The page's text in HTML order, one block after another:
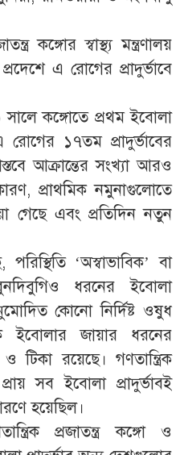
কঙ্গোর স্বাস্থ্য মন্ত্রণালয়
এ রোগের প্রাদুর্ভাবে
কঙ্গোতে প্রথম ইবোলা
১৭তম প্রাদুর্ভাবের
আক্রান্তের সংখ্যা আরও
প্রাথমিক নমুনাগুলোতে
গেছে এবং প্রতিদিন নতুন
‘অস্বাভাবিক’ বা
ধরনের ইবোলা
কোনো নির্দিষ্ট ওষুধ
ইবোলার জায়ার ধরনের
ও টিকা রয়েছে। গণতান্ত্রিক
সব ইবোলা প্রাদুর্ভাবই
হয়েছিল।
প্রজাতন্ত্র কঙ্গো ও